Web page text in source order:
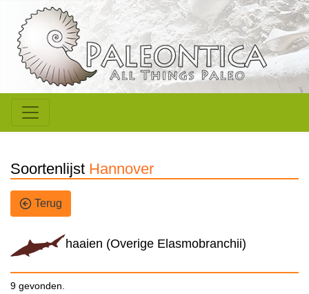
Soortenlijst Hannover
Terug
haaien (Overige Elasmobranchii)
9 gevonden.